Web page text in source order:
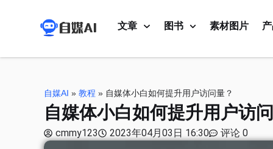
文章 图书 素材图片
自媒AI » 教程 » 自媒体小白如何提升用户访问量？
自媒体小白如何提升用户访
cmmy123 2023年04月03日 16:30 评论 0